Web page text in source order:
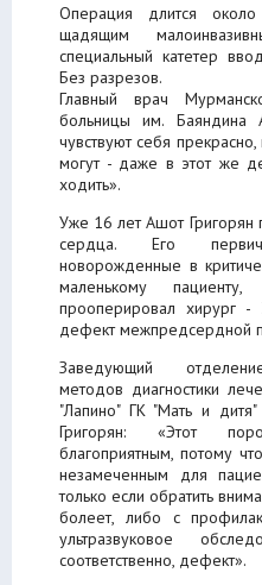
Операция длится
щадящим
специальный катетер
Без разрезов.
Главный врач
больницы им. Баяндина
чувствуют себя
могут - даже в этот же
ходить».
Уже 16 лет Ашот Григорян
сердца. Его
новорожденные в
маленькому
прооперировал хирург -
дефект межпредсердной
Заведующий
методов диагностики
"Лапино" ГК "Мать и
Григорян: «Этот
благоприятным, потому
незамеченным для
только если обратить
болеет, либо с
ультразвуковое
соответственно, дефект».